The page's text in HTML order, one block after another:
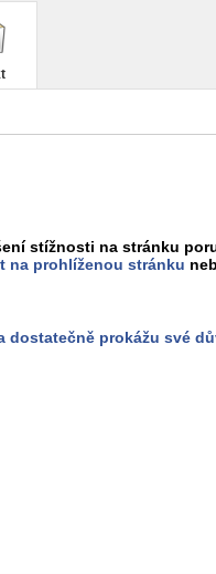
stížnosti na stránku
na prohlíženou stránku
dostatečně prokážu své